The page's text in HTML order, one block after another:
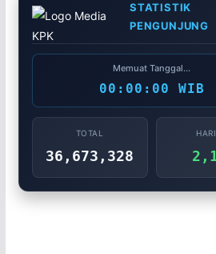
STATISTIK
PENGUNJUNG
Memuat Tanggal...
00:00:00 WIB
TOTAL
36,673,328